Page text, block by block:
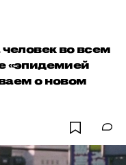
во всем
«эпидемией
о новом